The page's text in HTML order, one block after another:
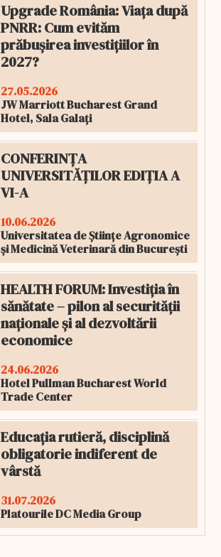
Upgrade România: Viața după
PNRR: Cum evităm
prăbușirea investițiilor în
2027?
27.05.2026
JW Marriott Bucharest Grand
Hotel, Sala Galați
CONFERINȚA
UNIVERSITĂȚILOR EDIȚIA A
VI-A
10.06.2026
Universitatea de Științe Agronomice
și Medicină Veterinară din București
HEALTH FORUM: Investiția în
sănătate – pilon al securității
naționale și al dezvoltării
economice
24.06.2026
Hotel Pullman Bucharest World
Trade Center
Educația rutieră, disciplină
obligatorie indiferent de
vârstă
31.07.2026
Platourile DC Media Group